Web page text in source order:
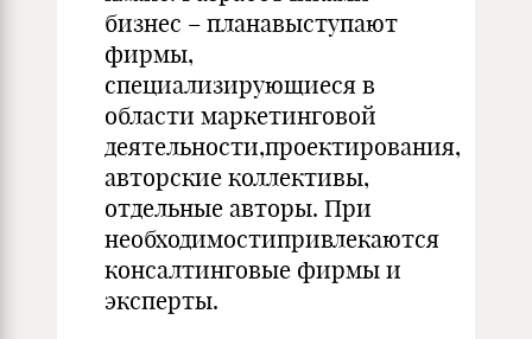
бизнес – планавыступают
фирмы,
специализирующиеся в
области маркетинговой
деятельности,проектирования,
авторские коллективы,
отдельные авторы. При
необходимостипривлекаются
консалтинговые фирмы и
эксперты.